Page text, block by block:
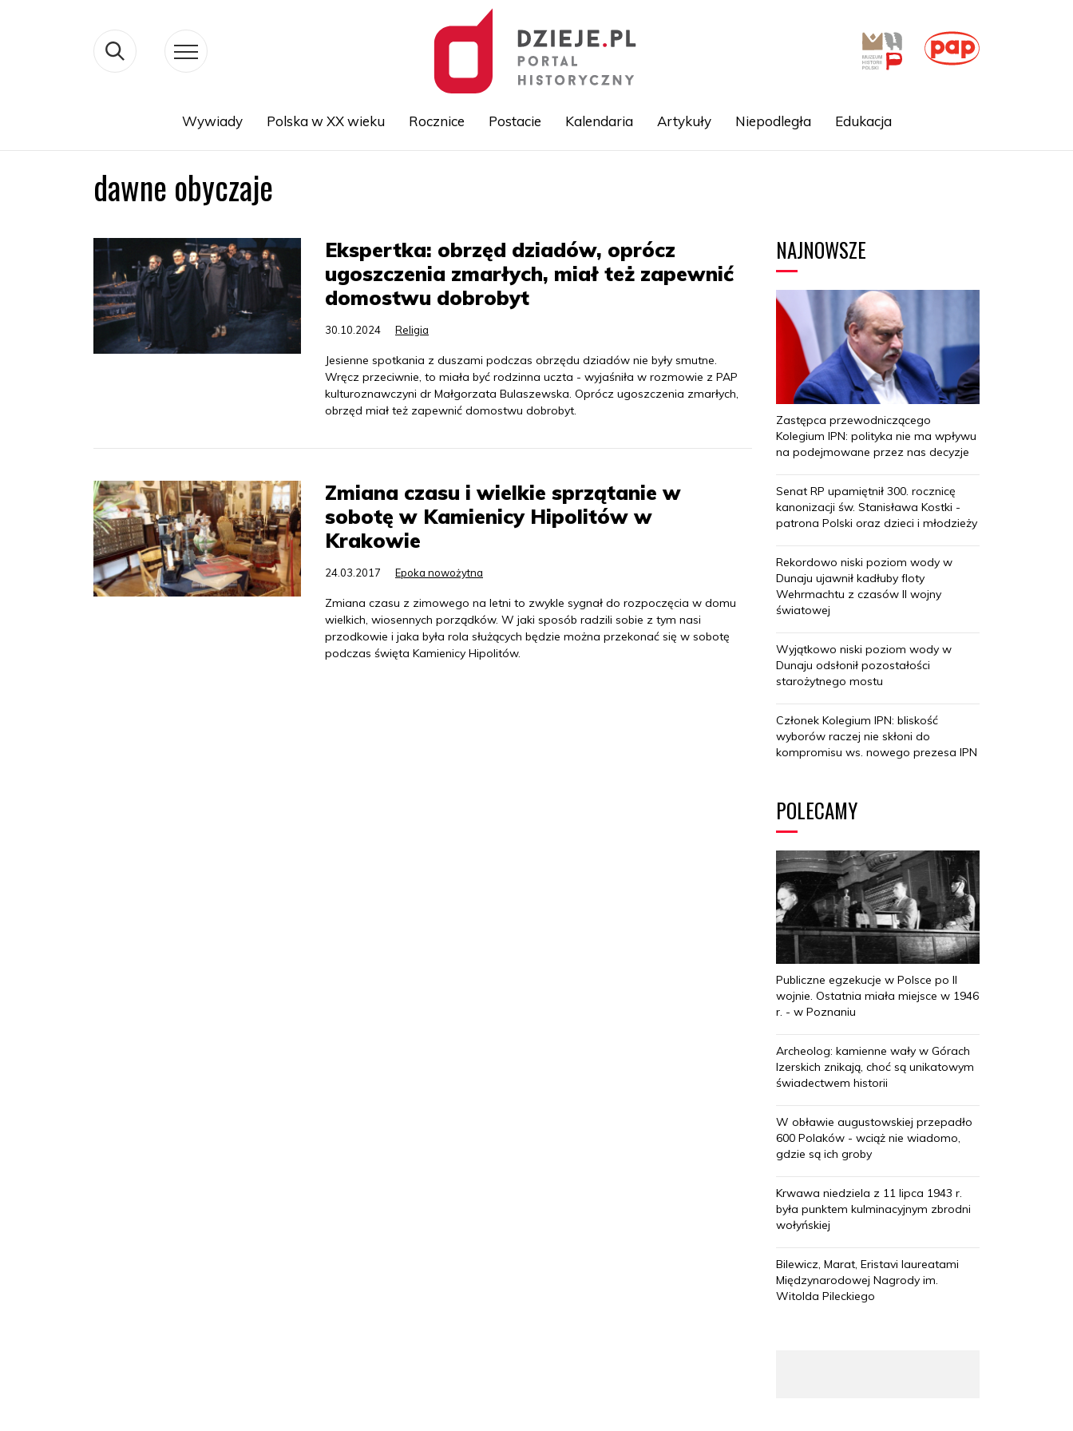
Wywiady Polska w XX wieku Rocznice Postacie Kalendaria Artykuły Niepodległa Edukacja
dawne obyczaje
Ekspertka: obrzęd dziadów, oprócz
ugoszczenia zmarłych, miał też zapewnić
domostwu dobrobyt
30.10.2024 Religia
Jesienne spotkania z duszami podczas obrzędu dziadów nie były smutne.
Wręcz przeciwnie, to miała być rodzinna uczta - wyjaśniła w rozmowie z PAP
kulturoznawczyni dr Małgorzata Bulaszewska. Oprócz ugoszczenia zmarłych,
obrzęd miał też zapewnić domostwu dobrobyt.
Zmiana czasu i wielkie sprzątanie w
sobotę w Kamienicy Hipolitów w
Krakowie
24.03.2017 Epoka nowożytna
Zmiana czasu z zimowego na letni to zwykle sygnał do rozpoczęcia w domu
wielkich, wiosennych porządków. W jaki sposób radzili sobie z tym nasi
przodkowie i jaka była rola służących będzie można przekonać się w sobotę
podczas święta Kamienicy Hipolitów.
NAJNOWSZE
Zastępca przewodniczącego
Kolegium IPN: polityka nie ma wpływu
na podejmowane przez nas decyzje
Senat RP upamiętnił 300. rocznicę
kanonizacji św. Stanisława Kostki -
patrona Polski oraz dzieci i młodzieży
Rekordowo niski poziom wody w
Dunaju ujawnił kadłuby floty
Wehrmachtu z czasów II wojny
światowej
Wyjątkowo niski poziom wody w
Dunaju odsłonił pozostałości
starożytnego mostu
Członek Kolegium IPN: bliskość
wyborów raczej nie skłoni do
kompromisu ws. nowego prezesa IPN
POLECAMY
Publiczne egzekucje w Polsce po II
wojnie. Ostatnia miała miejsce w 1946
r. - w Poznaniu
Archeolog: kamienne wały w Górach
Izerskich znikają, choć są unikatowym
świadectwem historii
W obławie augustowskiej przepadło
600 Polaków - wciąż nie wiadomo,
gdzie są ich groby
Krwawa niedziela z 11 lipca 1943 r.
była punktem kulminacyjnym zbrodni
wołyńskiej
Bilewicz, Marat, Eristavi laureatami
Międzynarodowej Nagrody im.
Witolda Pileckiego